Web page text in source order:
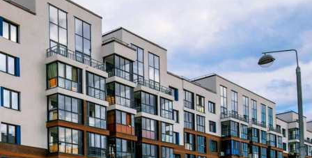
Характеристики
О помещении
Где находится
Контакты
Другие объявления
Характеристики помещения
№ объявления
96370
Дата размещения
13.07.2022
Город